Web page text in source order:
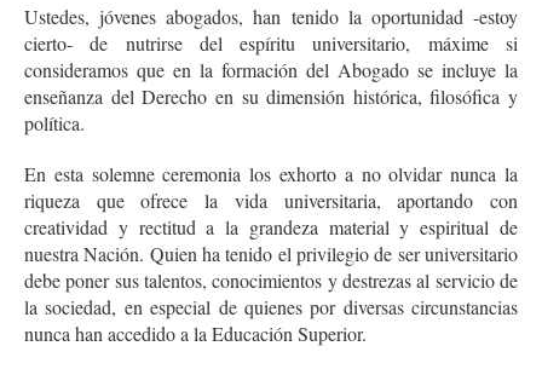
Ustedes, jóvenes abogados, han tenido la oportunidad -estoy
cierto- de nutrirse del espíritu universitario, máxime si
consideramos que en la formación del Abogado se incluye la
enseñanza del Derecho en su dimensión histórica, filosófica y
política.
En esta solemne ceremonia los exhorto a no olvidar nunca la
riqueza que ofrece la vida universitaria, aportando con
creatividad y rectitud a la grandeza material y espiritual de
nuestra Nación. Quien ha tenido el privilegio de ser universitario
debe poner sus talentos, conocimientos y destrezas al servicio de
la sociedad, en especial de quienes por diversas circunstancias
nunca han accedido a la Educación Superior.